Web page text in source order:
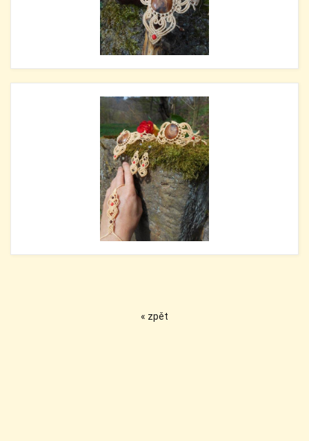
« zpět